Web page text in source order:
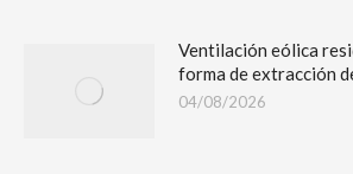
Ventilación eólica
forma de extracción
04/08/2026